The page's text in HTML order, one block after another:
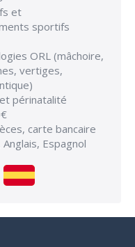
et
sportifs
ORL (mâchoire,
vertiges,
périnatalité
carte bancaire
Espagnol